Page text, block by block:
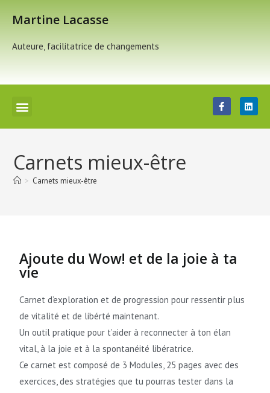
Martine Lacasse
Auteure, facilitatrice de changements
Carnets mieux-être
> Carnets mieux-être
Ajoute du Wow! et de la joie à ta
vie
Carnet d’exploration et de progression pour ressentir plus
de vitalité et de libérté maintenant.
Un outil pratique pour t’aider à reconnecter à ton élan
vital, à la joie et à la spontanéité libératrice.
Ce carnet est composé de 3 Modules, 25 pages avec des
exercices, des stratégies que tu pourras tester dans la